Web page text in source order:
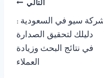
التالي
سيو في السعودية :
دليلك لتحقيق الصدارة
في نتائج البحث وزيادة
العملاء